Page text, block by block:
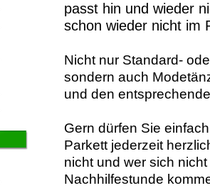
passt hin und wieder
schon wieder nicht im
Nicht nur Standard-
sondern auch
und den
Gern dürfen Sie
Parkett jederzeit
nicht und wer sich
Nachhilfestunde